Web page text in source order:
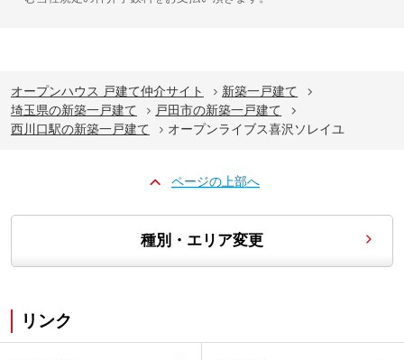
オープンハウス 戸建て仲介サイト
新築一戸建て
埼玉県の新築一戸建て
戸田市の新築一戸建て
西川口駅の新築一戸建て
オープンライブス喜沢ソレイユ
ページの上部へ
種別・エリア変更
リンク